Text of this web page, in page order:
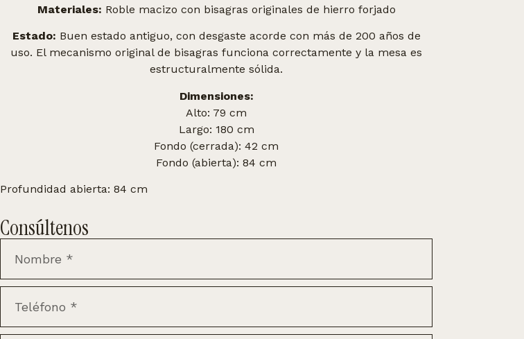
Materiales: Roble macizo con bisagras originales de hierro forjado
Estado: Buen estado antiguo, con desgaste acorde con más de 200 años de
uso. El mecanismo original de bisagras funciona correctamente y la mesa es
estructuralmente sólida.
Dimensiones:
Alto: 79 cm
Largo: 180 cm
Fondo (cerrada): 42 cm
Fondo (abierta): 84 cm
Profundidad abierta: 84 cm
Consúltenos